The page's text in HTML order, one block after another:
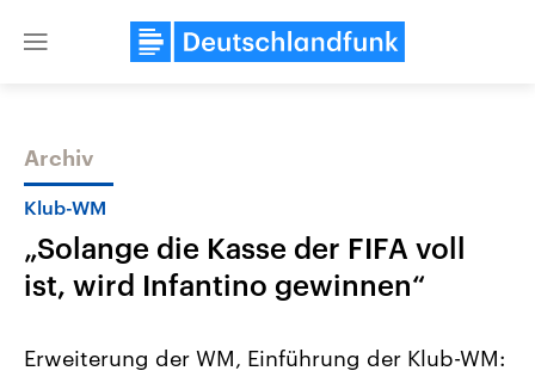
Close
Themen
Archiv
Klub-WM
„Solange die Kasse der FIFA voll
ist, wird Infantino gewinnen“
Erweiterung der WM, Einführung der Klub-WM: